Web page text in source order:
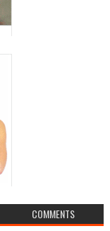
COMMENTS